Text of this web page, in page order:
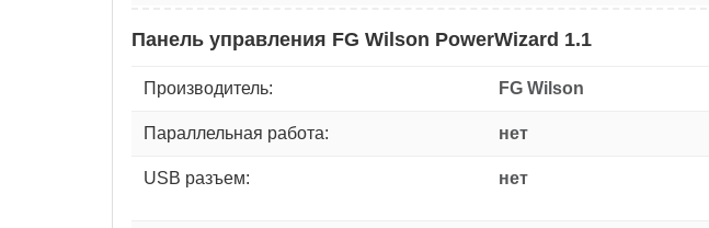
Панель управления FG Wilson PowerWizard 1.1
Производитель: FG Wilson
Параллельная работа: нет
USB разъем: нет